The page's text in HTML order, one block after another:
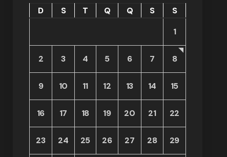
D S T Q Q S
S
1
2 3 4 5 6 7 8
9 10 11 12 13 14 15
16 17 18 19 20 21 22
23 24 25 26 27 28 29